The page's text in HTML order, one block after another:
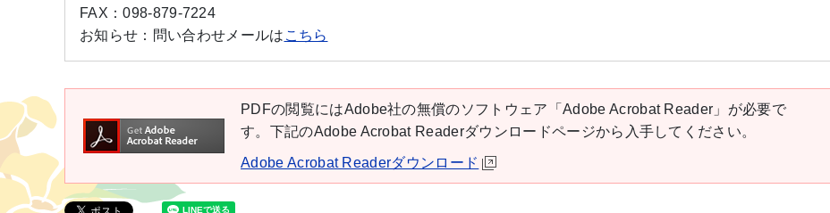
FAX：098-879-7224
お知らせ： 問い合わせメールは こちら
PDFの閲覧にはAdobe社の無償のソフトウェア「Adobe Acrobat Reader」が必要で
す。下記のAdobe Acrobat Readerダウンロードページから入手してください。
Adobe Acrobat Readerダウンロード